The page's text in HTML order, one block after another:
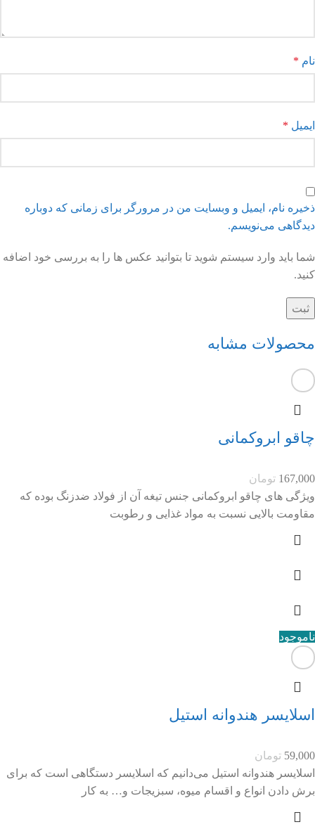
نام *
ایمیل *
ذخیره نام، ایمیل و وبسایت من در مرورگر برای زمانی که دوباره
دیدگاهی می‌نویسم.
شما باید وارد سیستم شوید تا بتوانید عکس ها را به بررسی خود اضافه
کنید.
محصولات مشابه
چاقو ابروکمانی
167,000 تومان
ویژگی های چاقو ابروکمانی جنس تیغه آن از فولاد ضدزنگ بوده که
مقاومت بالایی نسبت به مواد غذایی و رطوبت
ناموجود
اسلایسر هندوانه استیل
59,000 تومان
اسلایسر هندوانه استیل می‌دانیم که اسلایسر دستگاهی است که برای
برش دادن انواع و اقسام میوه، سبزیجات و… به کار